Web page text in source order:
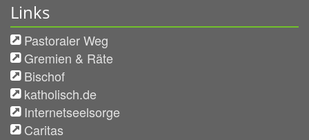
Links
Pastoraler Weg
Gremien & Räte
Bischof
katholisch.de
Internetseelsorge
Caritas